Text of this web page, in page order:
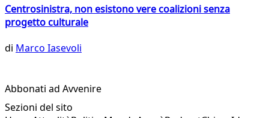
Centrosinistra, non esistono vere coalizioni senza
progetto culturale
di Marco Iasevoli
Abbonati ad Avvenire
Sezioni del sito